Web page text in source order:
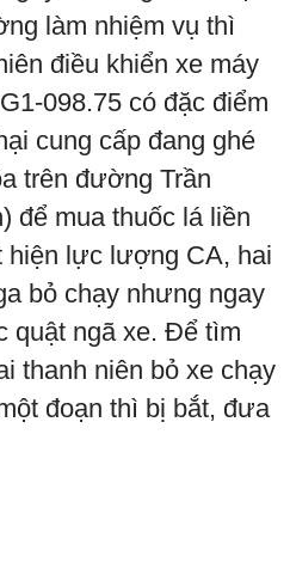
làm nhiệm vụ thì
điều khiển xe máy
098.75 có đặc điểm
cung cấp đang ghé
trên đường Trần
để mua thuốc lá liền
hiện lực lượng CA, hai
bỏ chạy nhưng ngay
quật ngã xe. Để tìm
thanh niên bỏ xe chạy
đoạn thì bị bắt, đưa